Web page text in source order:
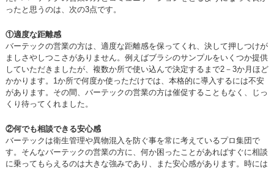
ったと思うのは、次の3点です。
①適度な距離感
バーテックの営業の方は、適度な距離感を保ってくれ、決して押しつけが
ましさやしつこさがありません。例えばブラシのサンプルをいくつか提供
していただきましたが、複数か所で使い込んで決定するまで2－3か月ほど
かかります。1か所で何度か使っただけでは、本格的に導入するには不安
があります。その間、バーテックの営業の方は催促することもなく、じっ
くり待ってくれました。
②何でも相談できる安心感
バーテックは衛生管理や異物混入を防ぐ事を常に考えているプロ集団で
す。そんなバーテックの営業の方に、何か困ったことがあればすぐに相談
に乗ってもらえるのは大きな強みであり、また安心感があります。時には